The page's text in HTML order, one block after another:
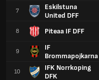
7
Eskilstuna
United DFF
8 Piteaa IF DFF
9
IF
Brommapojkarna
10
IFK Norrkoping
DFK